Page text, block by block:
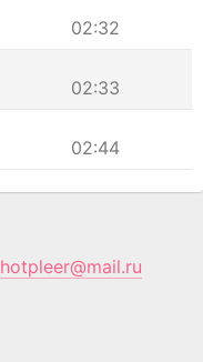
02:32
02:33
02:44
hotpleer@mail.ru